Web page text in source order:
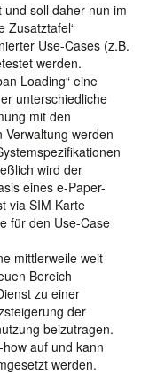
und soll daher nun im
Zusatztafel“
Use-Cases (z.B.
werden.
Loading“ eine
unterschiedliche
mit den
werden
wird der
eines e-Paper-
via SIM Karte
für den Use-Case
mittlerweile weit
Bereich
zu einer
der
beizutragen.
auf und kann
werden.